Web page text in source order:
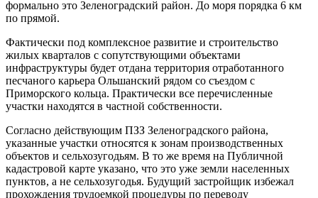
формально это Зеленоградский район. До моря порядка 6 км
по прямой.
Фактически под комплексное развитие и строительство
жилых кварталов с сопутствующими объектами
инфраструктуры будет отдана территория отработанного
песчаного карьера Ольшанский рядом со съездом с
Приморского кольца. Практически все перечисленные
участки находятся в частной собственности.
Согласно действующим ПЗЗ Зеленоградского района,
указанные участки относятся к зонам производственных
объектов и сельхозугодьям. В то же время на Публичной
кадастровой карте указано, что это уже земли населенных
пунктов, а не сельхозугодья. Будущий застройщик избежал
прохождения трудоемкой процедуры по переводу